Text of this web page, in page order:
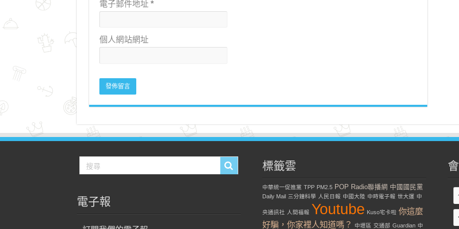
電子郵件地址 *
個人網站網址
電子報
標籤雲
中華統一促進黨 TPP PM2.5 POP Radio聯播網 中國國民黨
Daily Mail 三分鐘科學 人民日報 中國大陸 中時電子報 世大運 中
央通訊社 人間福報 Youtube Kuso宅卡啦 你這麼
好騙，你家裡人知道嗎？
中壢區 交通部 Guardian 中